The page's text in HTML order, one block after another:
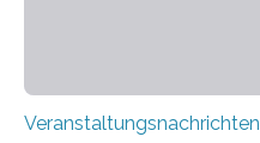
Veranstaltungsnachrichten